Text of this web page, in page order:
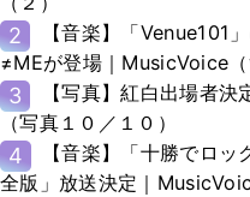
2
【音楽】「Venue101
≠MEが登場｜MusicVoice（
3
【写真】紅白出場者
（写真１０／１０）
4
【音楽】「十勝でロ
全版」放送決定｜